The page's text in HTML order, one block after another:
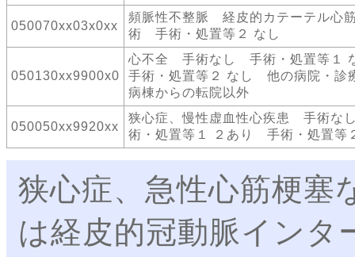
050070xx03x0xx
頻脈性不整脈 経皮的カテーテル心
術 手術・処置等２ なし
050130xx9900x0
心不全 手術なし 手術・処置等
手術・処置等２ なし 他の病院・診
病棟からの転院以外
050050xx9920xx
狭心症、慢性虚血性心疾患 手術な
術・処置等１ ２あり 手術・処置等
狭心症、急性心筋梗塞
は経皮的冠動脈イン